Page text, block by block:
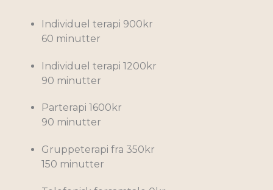
Individuel terapi 900kr
60 minutter
Individuel terapi 1200kr
90 minutter
Parterapi 1600kr
90 minutter
Gruppeterapi fra 350kr
150 minutter